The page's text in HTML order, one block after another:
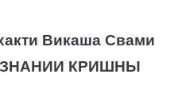
Викаша Свами
КРИШНЫ